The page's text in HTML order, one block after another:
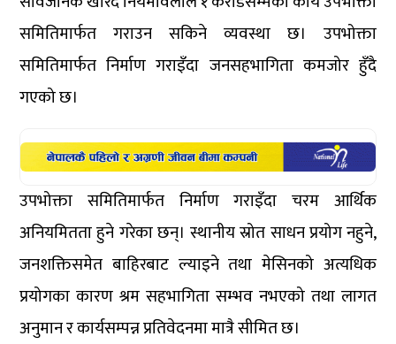
समितिमार्फत गराउन सकिने व्यवस्था छ। उपभोक्ता
समितिमार्फत निर्माण गराइँदा जनसहभागिता कमजोर हुँदै
गएको छ।
उपभोक्ता समितिमार्फत निर्माण गराइँदा चरम आर्थिक
अनियमितता हुने गरेका छन्। स्थानीय स्रोत साधन प्रयोग नहुने,
जनशक्तिसमेत बाहिरबाट ल्याइने तथा मेसिनको अत्यधिक
प्रयोगका कारण श्रम सहभागिता सम्भव नभएको तथा लागत
अनुमान र कार्यसम्पन्न प्रतिवेदनमा मात्रै सीमित छ।